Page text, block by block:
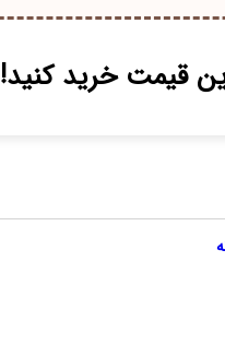
قیمت خرید کنید!